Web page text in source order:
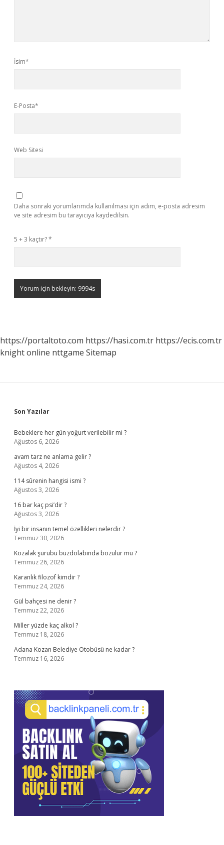
İsim*
E-Posta*
Web Sitesi
Daha sonraki yorumlarımda kullanılması için adım, e-posta adresim
ve site adresim bu tarayıcıya kaydedilsin.
5 + 3 kaçtır?*
https://portaltoto.com https://hasi.com.tr https://ecis.com.tr
knight online nttgame Sitemap
Sidebar
Son Yazılar
Bebeklere her gün yoğurt verilebilir mi ?
Ağustos 6, 2026
avam tarz ne anlama gelir ?
Ağustos 4, 2026
114 sûrenin hangisi ismi ?
Ağustos 3, 2026
16 bar kaç psi’dir ?
Ağustos 3, 2026
İyi bir insanın temel özellikleri nelerdir ?
Temmuz 30, 2026
Kozalak şurubu buzdolabında bozulur mu ?
Temmuz 26, 2026
Karanlık filozof kimdir ?
Temmuz 24, 2026
Gül bahçesi ne denir ?
Temmuz 22, 2026
Miller yüzde kaç alkol ?
Temmuz 18, 2026
Adana Kozan Belediye Otobüsü ne kadar ?
Temmuz 16, 2026